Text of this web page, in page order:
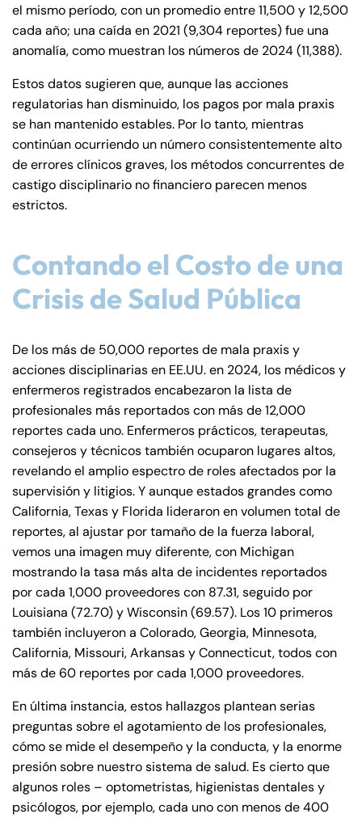
el mismo período, con un promedio entre 11,500 y 12,500
cada año; una caída en 2021 (9,304 reportes) fue una
anomalía, como muestran los números de 2024 (11,388).
Estos datos sugieren que, aunque las acciones
regulatorias han disminuido, los pagos por mala praxis
se han mantenido estables. Por lo tanto, mientras
continúan ocurriendo un número consistentemente alto
de errores clínicos graves, los métodos concurrentes de
castigo disciplinario no financiero parecen menos
estrictos.
Contando el Costo de una
Crisis de Salud Pública
De los más de 50,000 reportes de mala praxis y
acciones disciplinarias en EE.UU. en 2024, los médicos y
enfermeros registrados encabezaron la lista de
profesionales más reportados con más de 12,000
reportes cada uno. Enfermeros prácticos, terapeutas,
consejeros y técnicos también ocuparon lugares altos,
revelando el amplio espectro de roles afectados por la
supervisión y litigios. Y aunque estados grandes como
California, Texas y Florida lideraron en volumen total de
reportes, al ajustar por tamaño de la fuerza laboral,
vemos una imagen muy diferente, con Michigan
mostrando la tasa más alta de incidentes reportados
por cada 1,000 proveedores con 87.31, seguido por
Louisiana (72.70) y Wisconsin (69.57). Los 10 primeros
también incluyeron a Colorado, Georgia, Minnesota,
California, Missouri, Arkansas y Connecticut, todos con
más de 60 reportes por cada 1,000 proveedores.
En última instancia, estos hallazgos plantean serias
preguntas sobre el agotamiento de los profesionales,
cómo se mide el desempeño y la conducta, y la enorme
presión sobre nuestro sistema de salud. Es cierto que
algunos roles – optometristas, higienistas dentales y
psicólogos, por ejemplo, cada uno con menos de 400